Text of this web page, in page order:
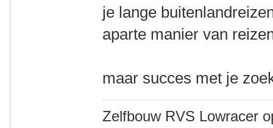
je lange
aparte manier van
maar succes met je
Zelfbouw RVS Lowracer